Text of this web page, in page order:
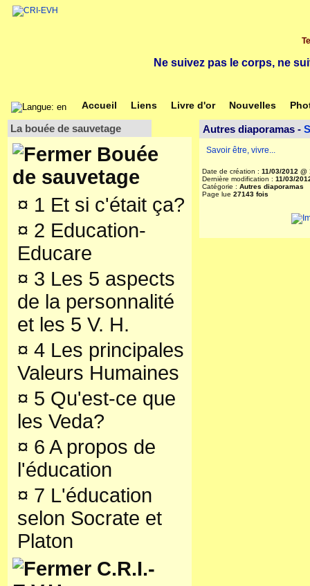
Ne suivez pas le corps, ne
Accueil Liens Livre d'or Nouvelles
La bouée de sauvetage
Bouée
de sauvetage
¤ 1 Et si c'était ça?
¤ 2 Education-
Educare
¤ 3 Les 5 aspects
de la personnalité
et les 5 V. H.
¤ 4 Les principales
Valeurs Humaines
¤ 5 Qu'est-ce que
les Veda?
¤ 6 A propos de
l'éducation
¤ 7 L'éducation
selon Socrate et
Platon
C.R.I.-
Autres diaporamas -
Savoir être, vivre...
Date de création : 11/03/2012 @
Dernière modification : 11/03/
Catégorie : Autres diaporamas
Page lue 27143 fois